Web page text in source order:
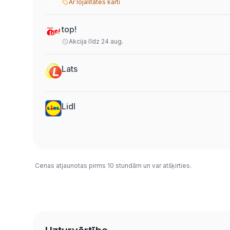
Ar lojalitātes karti
top!
Akcija līdz 24 aug.
Lats
Lidl
Cenas atjaunotas pirms 10 stundām un var atšķirties.